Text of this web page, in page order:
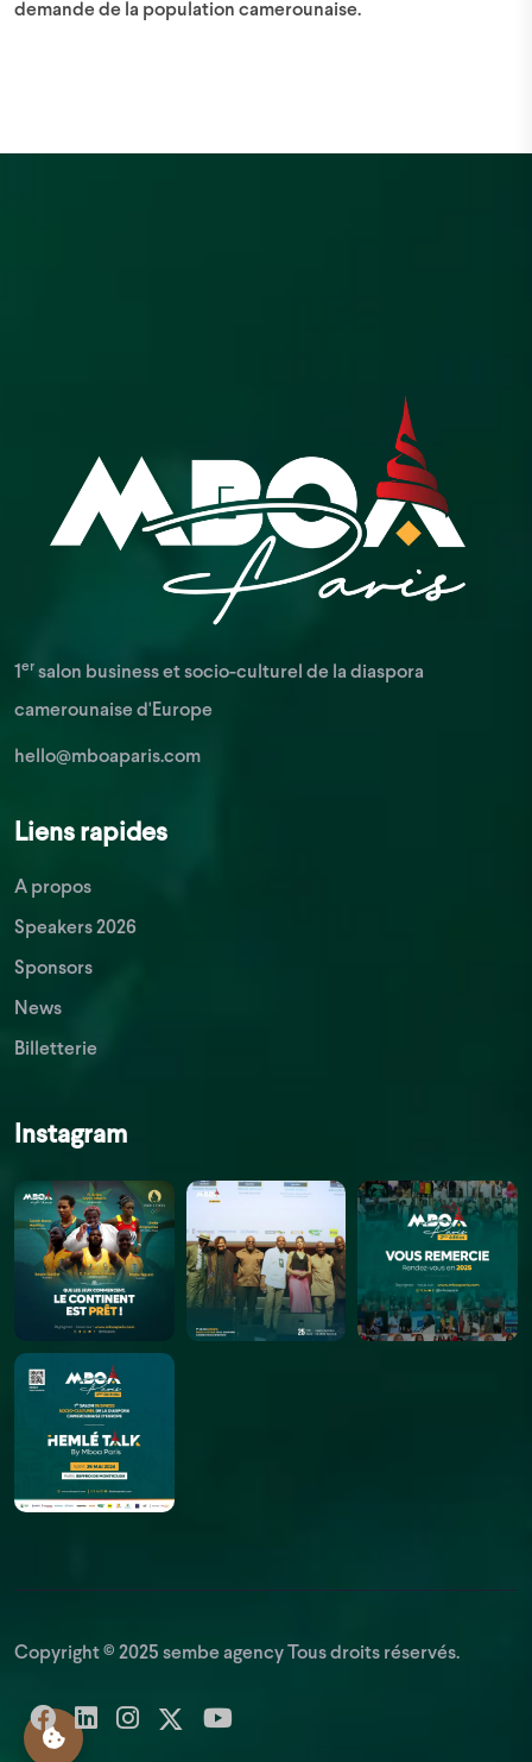
demande de la population camerounaise.
1 er salon business et socio-culturel de la diaspora
camerounaise d'Europe
hello@mboaparis.com
Liens rapides
A propos
Speakers 2026
Sponsors
News
Billetterie
Instagram
Copyright © 2025 sembe agency Tous droits réservés.